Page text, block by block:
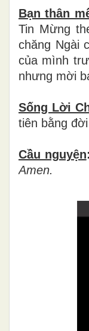
Bạn thân
Tin Mừng
chăng Ngài
của mình
nhưng mời
Sống Lời
tiên bằng
Cầu nguyện:
Amen.